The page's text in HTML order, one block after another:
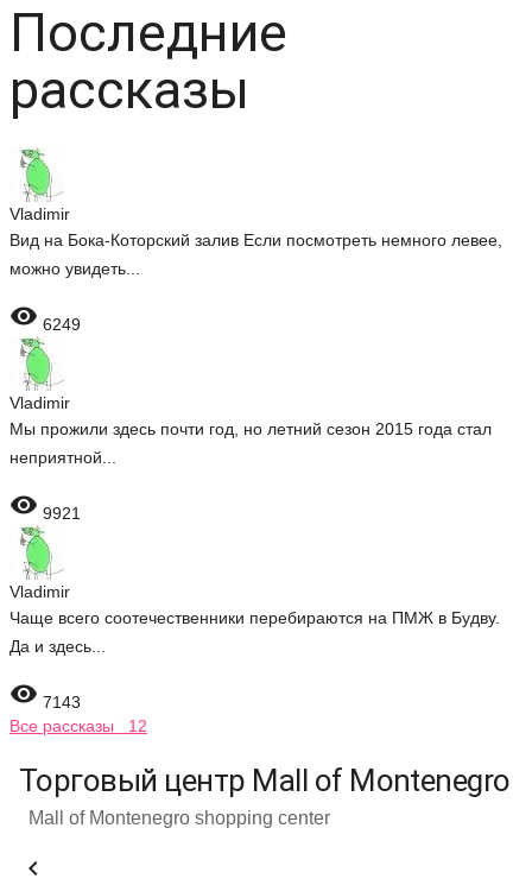
Последние
рассказы
Vladimir
Вид на Бока-Которский залив Если посмотреть немного левее,
можно увидеть...
 6249
Vladimir
Мы прожили здесь почти год, но летний сезон 2015 года стал
неприятной...
 9921
Vladimir
Чаще всего соотечественники перебираются на ПМЖ в Будву.
Да и здесь...
 7143
Все рассказы 12
Торговый центр Mall of Montenegro
Mall of Montenegro shopping center
